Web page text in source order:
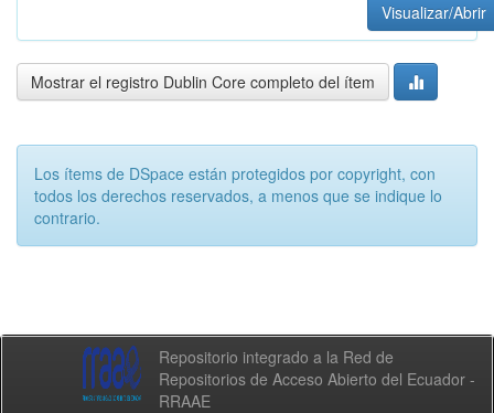
Visualizar/Abrir
Mostrar el registro Dublin Core completo del ítem
Los ítems de DSpace están protegidos por copyright, con
todos los derechos reservados, a menos que se indique lo
contrario.
Repositorio integrado a la Red de
Repositorios de Acceso Abierto del Ecuador -
RRAAE